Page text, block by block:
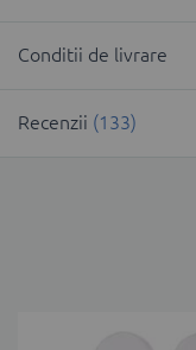
Conditii de livrare
Recenzii 133